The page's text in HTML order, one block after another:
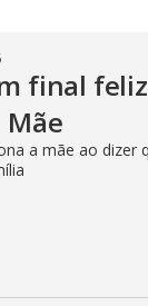
final
a mãe ao dizer